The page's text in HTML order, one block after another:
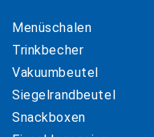
Menüschalen
Trinkbecher
Vakuumbeutel
Siegelrandbeutel
Snackboxen